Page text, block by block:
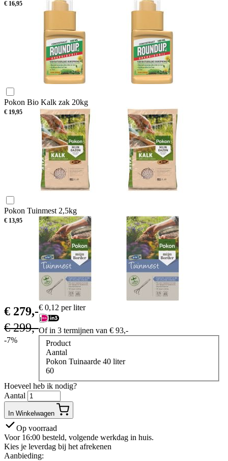
€ 16,95
Pokon Bio Kalk zak 20kg
€ 19,95
Pokon Tuinmest 2,5kg
€ 13,95
€ 279,-
€299,-
-7%
€ 0,12 per liter
Of in 3 termijnen van € 93,-
Product
Aantal
Pokon Tuinaarde 40 liter
60
Hoeveel heb ik nodig?
Aantal
In Winkelwagen
Op voorraad
Voor 16:00 besteld, volgende werkdag in huis.
Kies je leverdag bij het afrekenen
Aanbieding: